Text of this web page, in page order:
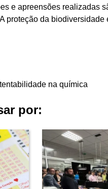
e apreensões realizadas
proteção da
na química
por: